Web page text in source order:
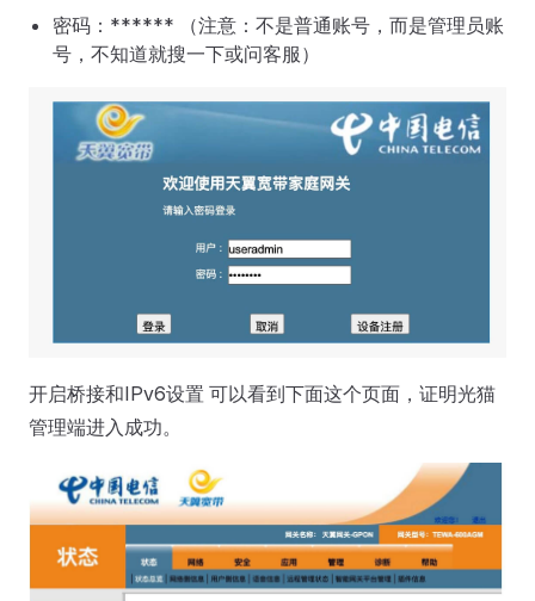
密码：****** （注意：不是普通账号，而是管理员账
号，不知道就搜一下或问客服）
开启桥接和IPv6设置 可以看到下面这个页面，证明光猫
管理端进入成功。